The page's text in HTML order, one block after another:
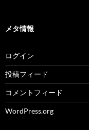
メタ情報
ログイン
投稿フィード
コメントフィード
WordPress.org